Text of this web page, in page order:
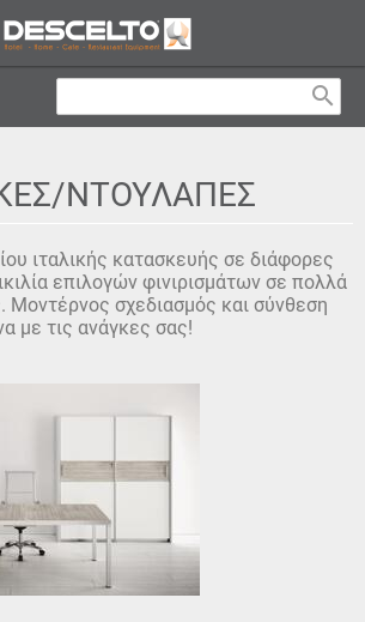
search
ΝΤΟΥΛΑΠΕΣ
ιταλικής κατασκευής σε διάφορες
επιλογών φινιρισμάτων σε πολλά
Μοντέρνος σχεδιασμός και σύνθεση
με τις ανάγκες σας!